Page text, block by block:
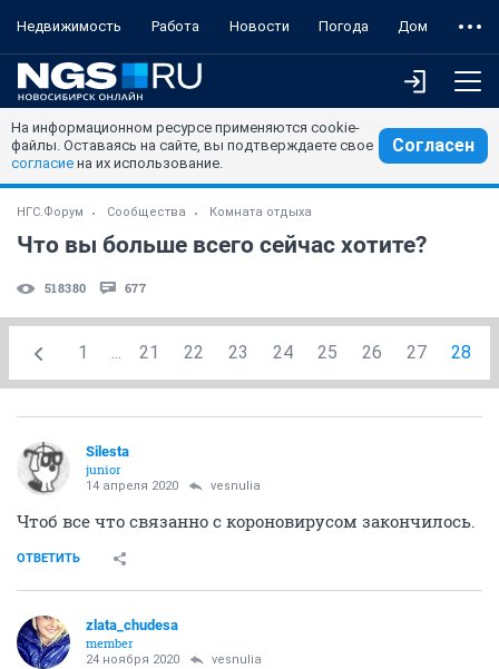
Недвижимость Работа Новости Погода Дом
На информационном ресурсе применяются cookie-
файлы. Оставаясь на сайте, вы подтверждаете свое
согласие на их использование.
Согласен
НГС.Форум Сообщества Комната отдыха
Что вы больше всего сейчас хотите?
518380 677
1 ... 21 22 23 24 25 26 27 28
Silesta
junior
14 апреля 2020 vesnulia
Чтоб все что связанно с короновирусом закончилось.
ОТВЕТИТЬ
zlata_chudesa
member
24 ноября 2020 vesnulia